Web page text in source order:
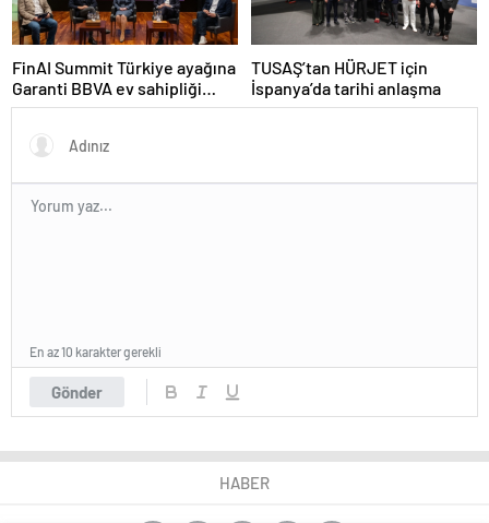
FinAI Summit Türkiye ayağına
Garanti BBVA ev sahipliği
yaptı
TUSAŞ’tan HÜRJET için
İspanya’da tarihi anlaşma
Gönder
En az 10 karakter gerekli
HABER